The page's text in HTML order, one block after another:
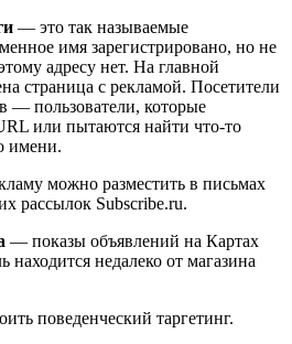
— это так называемые
имя зарегистрировано, но не
адресу нет. На главной
страница с рекламой. Посетители
— пользователи, которые
или пытаются найти что-то
имени.
можно разместить в письмах
рассылок Subscribe.ru.
— показы объявлений на Картах
находится недалеко от магазина
поведенческий таргетинг.